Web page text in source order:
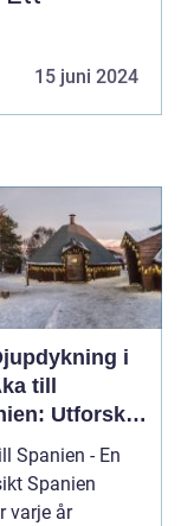
15 juni 2024
i
till
Utforska
Spanien - En
varje år